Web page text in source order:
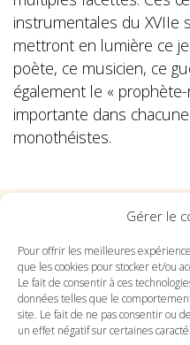
Gérer le
Pour offrir les meilleures
que les cookies pour stocker et/ou
Le fait de consentir à ces
données telles que le
site. Le fait de ne pas consentir ou
un effet négatif sur certaines
instrumentales du XVIIe
mettront en lumière ce
poète, ce musicien, ce
également le «
importante dans
monothéistes.
Suivez le